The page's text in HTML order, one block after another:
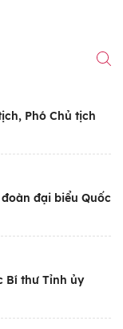
Phó Chủ tịch
đại biểu Quốc
Bí thư Tỉnh ủy